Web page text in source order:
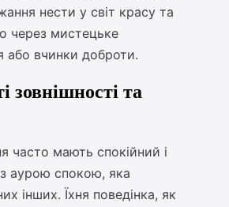
нести у світ красу та
через мистецьке
або вчинки доброти.
зовнішності та
часто мають спокійний і
аурою спокою, яка
інших. Їхня поведінка, як